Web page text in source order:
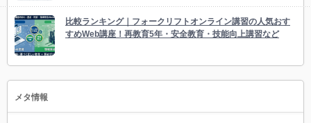
比較ランキング｜フォークリフトオンライン講習の人気おす
すめWeb講座！再教育5年・安全教育・技能向上講習など
メタ情報